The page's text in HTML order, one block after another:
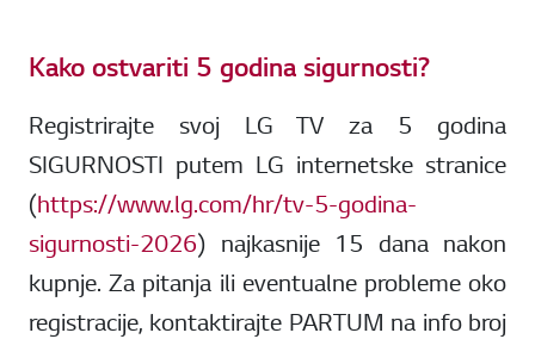
Kako ostvariti 5 godina sigurnosti?
Registrirajte svoj LG TV za 5 godina
SIGURNOSTI putem LG internetske stranice
(https://www.lg.com/hr/tv-5-godina-
sigurnosti-2026) najkasnije 15 dana nakon
kupnje. Za pitanja ili eventualne probleme oko
registracije, kontaktirajte PARTUM na info broj